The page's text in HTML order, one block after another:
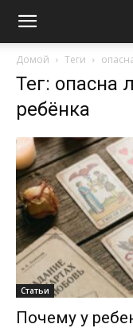
Домой Теги
Тег: опасна
ребёнка
Статьи
Почему у